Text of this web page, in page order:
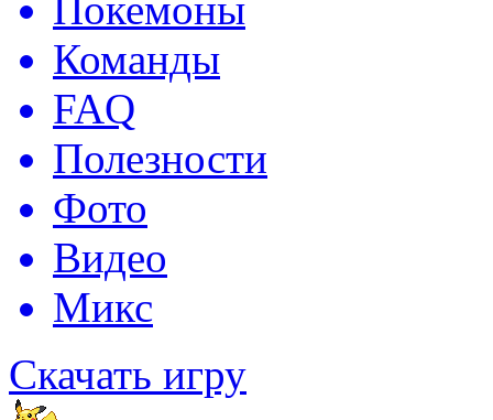
Команды
FAQ
Полезности
Фото
Видео
Микс
Скачать игру